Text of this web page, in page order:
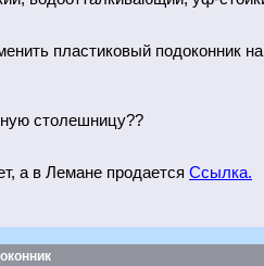
пластиковый подоконник
столешницу??
а в Лемане продается Ссылка.